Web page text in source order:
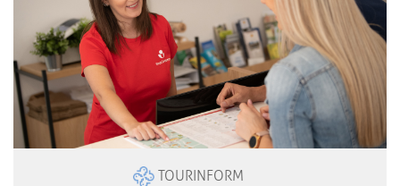
TOURINFORM